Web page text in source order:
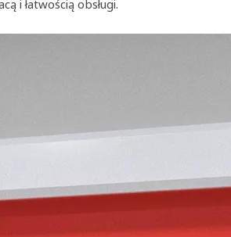
i łatwością obsługi.